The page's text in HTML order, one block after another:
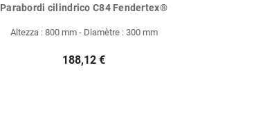
Parabordi cilindrico C84 Fendertex®
Altezza : 800 mm - Diamètre : 300 mm
188,12 €